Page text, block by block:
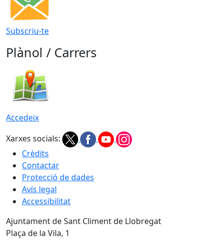
Subscriu-te
Plànol / Carrers
Accedeix
Xarxes socials:
Crèdits
Contactar
Protecció de dades
Avís legal
Accessibilitat
Ajuntament de Sant Climent de Llobregat
Plaça de la Vila, 1